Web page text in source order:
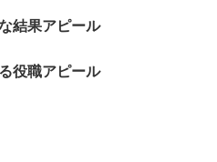
結果アピール
役職アピール